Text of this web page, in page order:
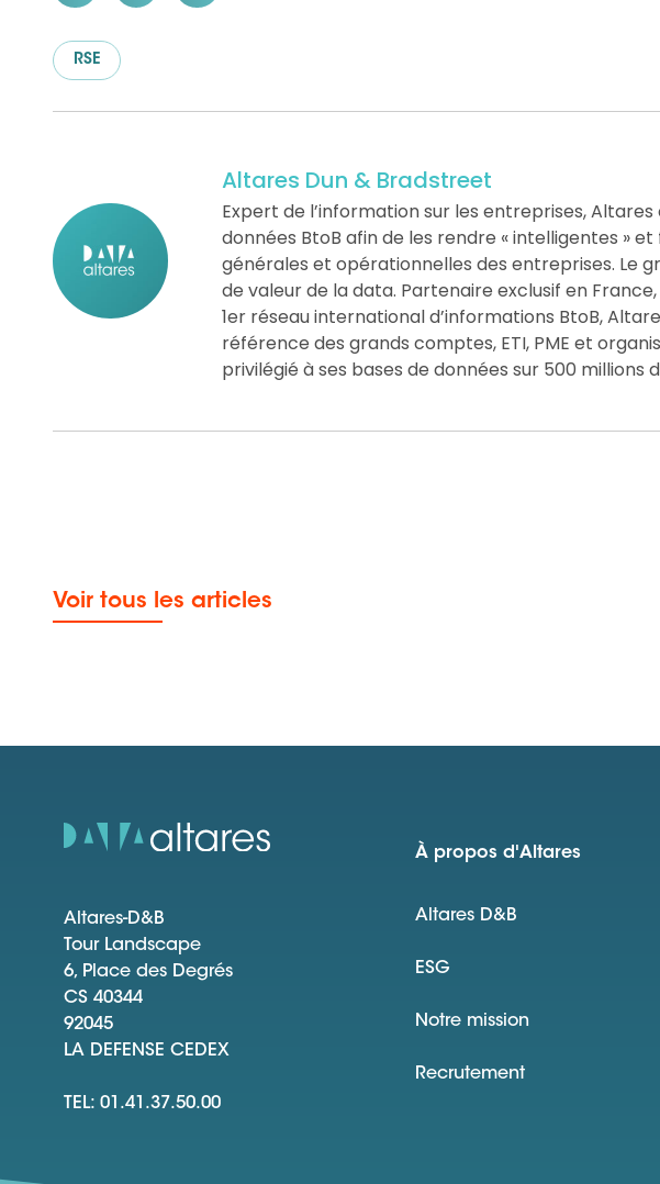
RSE
Altares Dun & Bradstreet
Expert de l’information sur les entreprises,
données BtoB afin de les rendre « intelligentes »
générales et opérationnelles des entreprises. Le
de valeur de la data. Partenaire exclusif en
1er réseau international d’informations BtoB,
référence des grands comptes, ETI, PME et
privilégié à ses bases de données sur 500 millions
Voir tous les articles
Altares-D&B
Tour Landscape
6, Place des Degrés
CS 40344
92045
LA DEFENSE CEDEX
TEL: 01.41.37.50.00
À propos d'Altares
Altares D&B
ESG
Notre mission
Recrutement